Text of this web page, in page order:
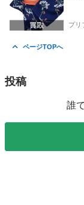
プリ
ページTOPへ
投稿
誰